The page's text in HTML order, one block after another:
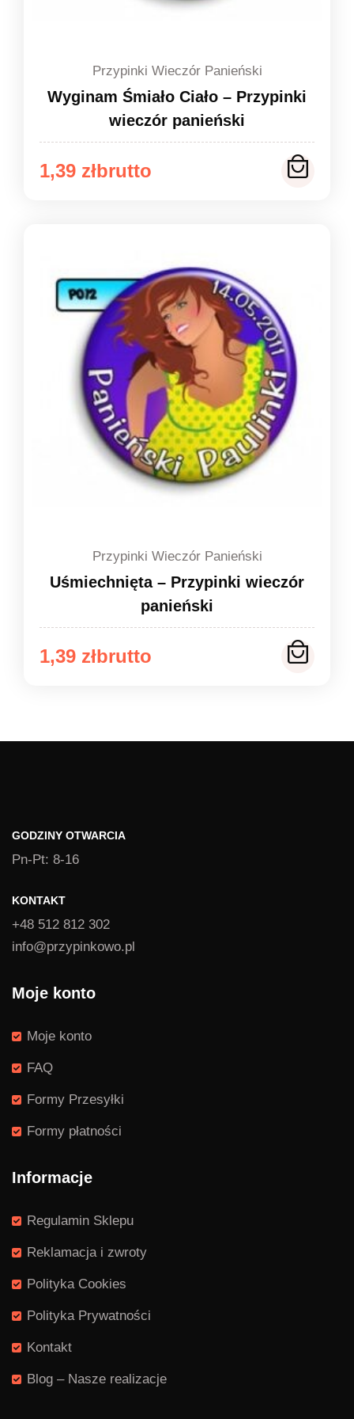
Przypinki Wieczór Panieński
Wyginam Śmiało Ciało – Przypinki
wieczór panieński
1,39 zł
Zakres
do
1,49 zł
Przypinki Wieczór Panieński
Uśmiechnięta – Przypinki wieczór
panieński
1,39 zł
Zakres
1,39 zł
GODZINY OTWARCIA
Pn-Pt: 8-16
KONTAKT
+48 512 812 302
info@przypinkowo.pl
Moje konto
Moje konto
FAQ
Formy Przesyłki
Formy płatności
Informacje
Regulamin Sklepu
Reklamacja i zwroty
Polityka Cookies
Polityka Prywatności
Kontakt
Blog – Nasze realizacje